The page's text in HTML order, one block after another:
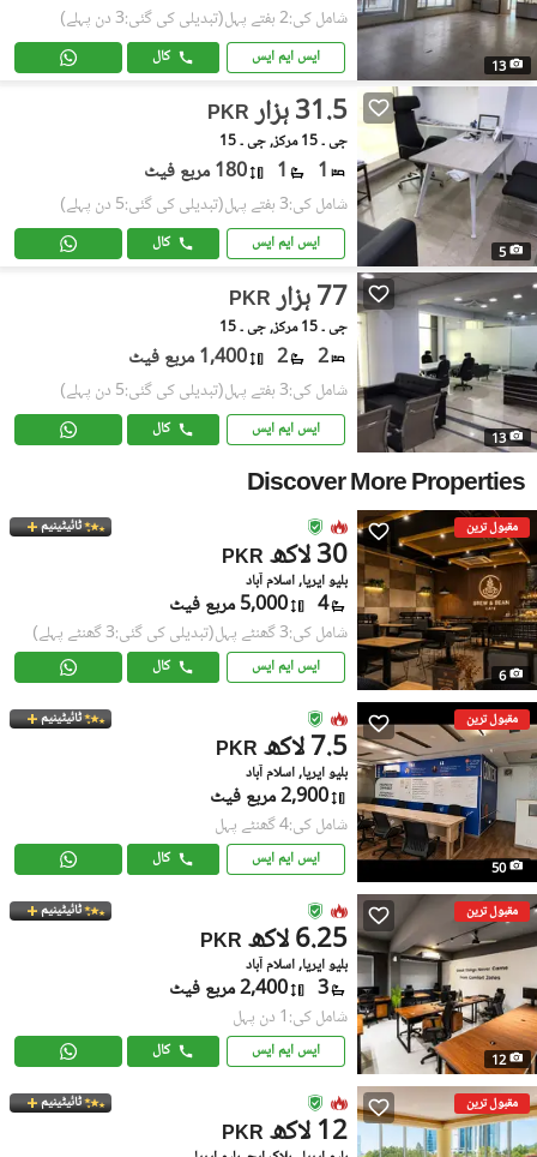
13
شامل کی:2 ہفتے پہل (تبدیلی کی گئی:3 دن پہلے)
ایس ایم ایس کال
5
PKR 31.5 ہزار
جی ۔ 15 مرکز, جی ۔ 15
1
1 180 مربع فیٹ
شامل کی:3 ہفتے پہل (تبدیلی کی گئی:5 دن پہلے)
ایس ایم ایس کال
13
PKR 77 ہزار
جی ۔ 15 مرکز, جی ۔ 15
2
2 1,400 مربع فیٹ
شامل کی:3 ہفتے پہل (تبدیلی کی گئی:5 دن پہلے)
ایس ایم ایس کال
Discover More Properties
مقبول ترین
6
ٹائیٹینیم
PKR 30 لاکھ
بلیو ایریا, اسلام آباد
4 5,000 مربع فیٹ
شامل کی:3 گھنٹے پہل (تبدیلی کی گئی:3 گھنٹے پہلے)
ایس ایم ایس کال
مقبول ترین
50
ٹائیٹینیم
PKR 7.5 لاکھ
بلیو ایریا, اسلام آباد
2,900 مربع فیٹ
شامل کی:4 گھنٹے پہل
ایس ایم ایس کال
مقبول ترین
12
ٹائیٹینیم
PKR 6.25 لاکھ
بلیو ایریا, اسلام آباد
3 2,400 مربع فیٹ
شامل کی:1 دن پہل
ایس ایم ایس کال
مقبول ترین ٹائیٹینیم
PKR 12 لاکھ